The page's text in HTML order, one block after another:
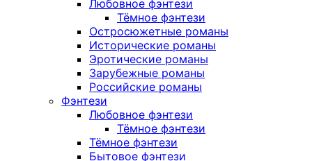
Любовное фэнтези
Тёмное фэнтези
Остросюжетные романы
Исторические романы
Эротические романы
Зарубежные романы
Российские романы
Фэнтези
Любовное фэнтези
Тёмное фэнтези
Тёмное фэнтези
Бытовое фэнтези